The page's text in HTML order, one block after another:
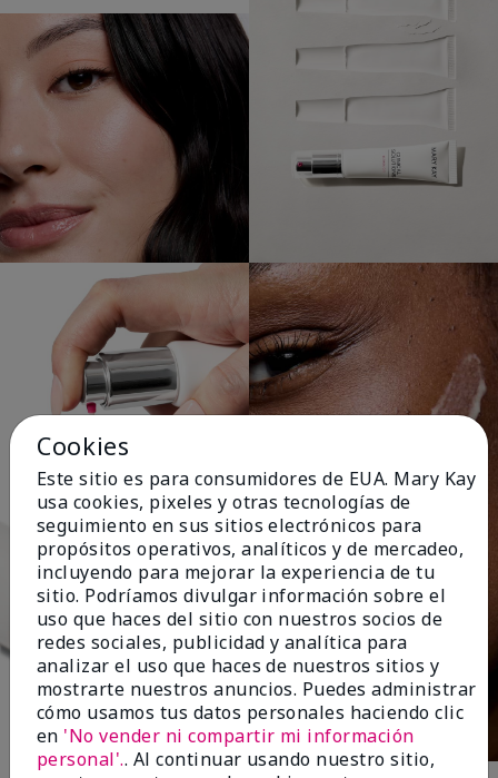
Cookies
Este sitio es para consumidores de EUA. Mary Kay
usa cookies, pixeles y otras tecnologías de
seguimiento en sus sitios electrónicos para
propósitos operativos, analíticos y de mercadeo,
incluyendo para mejorar la experiencia de tu
sitio. Podríamos divulgar información sobre el
uso que haces del sitio con nuestros socios de
redes sociales, publicidad y analítica para
analizar el uso que haces de nuestros sitios y
mostrarte nuestros anuncios. Puedes administrar
cómo usamos tus datos personales haciendo clic
en 'No vender ni compartir mi información
personal'.. Al continuar usando nuestro sitio,